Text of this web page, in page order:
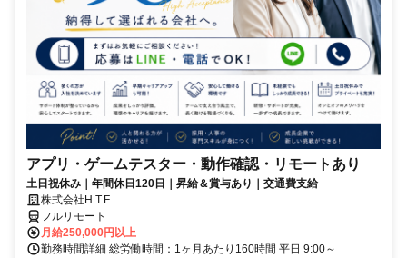
アプリ・ゲームテスター・動作確認・リモートあり
土日祝休み｜年間休日120日｜昇給＆賞与あり｜交通費支給
株式会社H.T.F
フルリモート
月給250,000円以上
勤務時間詳細 総労働時間：1ヶ月あたり160時間 平日 9:00～